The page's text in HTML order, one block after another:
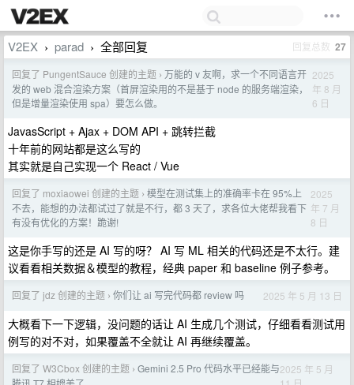
V2EX › parad › 全部回复 回复总数 27
回复了 PungentSauce 创建的主题 › 万能的 v 友啊，求一个不同语言开
发的 web 混合渲染方案（首屏渲染用的不是基于 node 的服务端渲染，
但是增量渲染使用 spa）要怎么做。
2025
年 8 月
6 日
JavasScript + Ajax + DOM API + 跳转拦截
十年前的网站都是这么写的
其实就是自己实现一个 React / Vue
回复了 moxiaowei 创建的主题 › 模型在测试集上的准确率卡在 95%上
不去，能想的办法都试过了就是不行，都 3 天了，求各位大佬帮我看下
有没有优化的方案！跪谢!
2025
年 7 月
8 日
这是你手写的还是 AI 写的呀？ AI 写 ML 相关的代码还是不太行。建
议看看相关数据＆模型的教程，经典 paper 和 baseline 例子参考。
回复了 jdz 创建的主题 › 你们让 ai 写完代码都 review 吗 2025 年 5 月 13 日
大概看下一下逻辑，没问题的话让 AI 生成几个测试，仔细看看测试用
例写的对不对，如果覆盖不全就让 AI 再继续覆盖。
回复了 W3Cbox 创建的主题 › Gemini 2.5 Pro 代码水平已经能与2025 年 5 月